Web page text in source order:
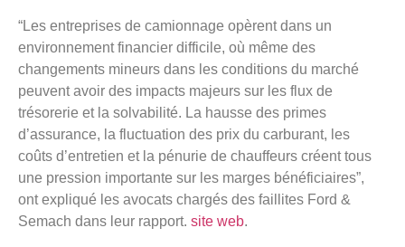
“Les entreprises de camionnage opèrent dans un
environnement financier difficile, où même des
changements mineurs dans les conditions du marché
peuvent avoir des impacts majeurs sur les flux de
trésorerie et la solvabilité. La hausse des primes
d’assurance, la fluctuation des prix du carburant, les
coûts d’entretien et la pénurie de chauffeurs créent tous
une pression importante sur les marges bénéficiaires”,
ont expliqué les avocats chargés des faillites Ford &
Semach dans leur rapport. site web.